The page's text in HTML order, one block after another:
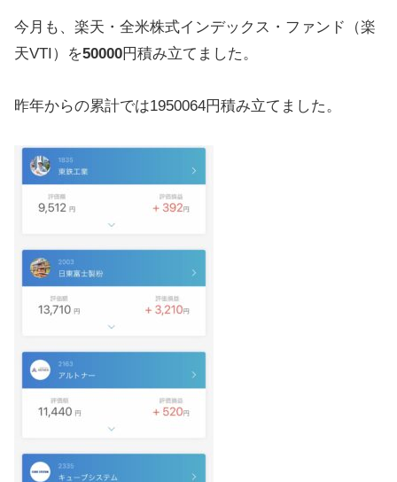
今月も、楽天・全米株式インデックス・ファンド（楽
天VTI）を50000円積み立てました。
昨年からの累計では1950064円積み立てました。